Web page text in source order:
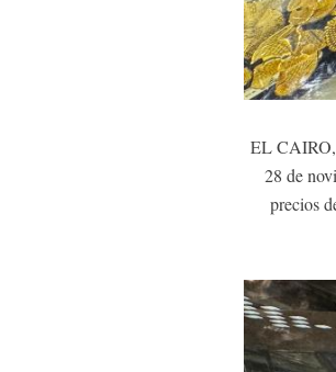
EL CAIRO,
28 de
precios